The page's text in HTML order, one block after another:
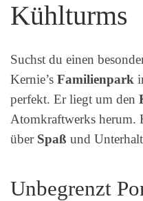
Kühlturms
Suchst du einen
Kernie’s Familienpark
perfekt. Er liegt um den
Atomkraftwerks herum.
über Spaß und
Unbegrenzt